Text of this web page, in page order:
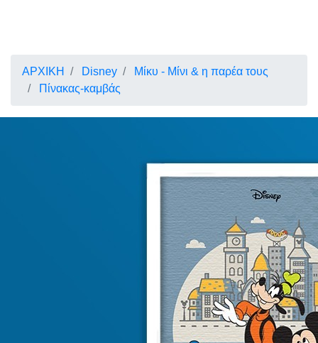
ΑΡΧΙΚΗ Disney
Μίκυ - Μίνι & η παρέα τους
Πίνακας-καμβάς